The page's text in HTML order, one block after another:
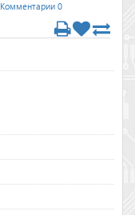
Комментарии 0